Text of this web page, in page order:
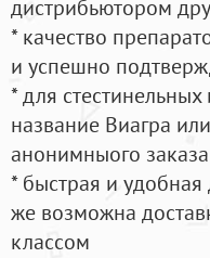
дистрибьютором
* качество
и успешно
* для
название Виагра
анонимныого
* быстрая и
же возможна
классом